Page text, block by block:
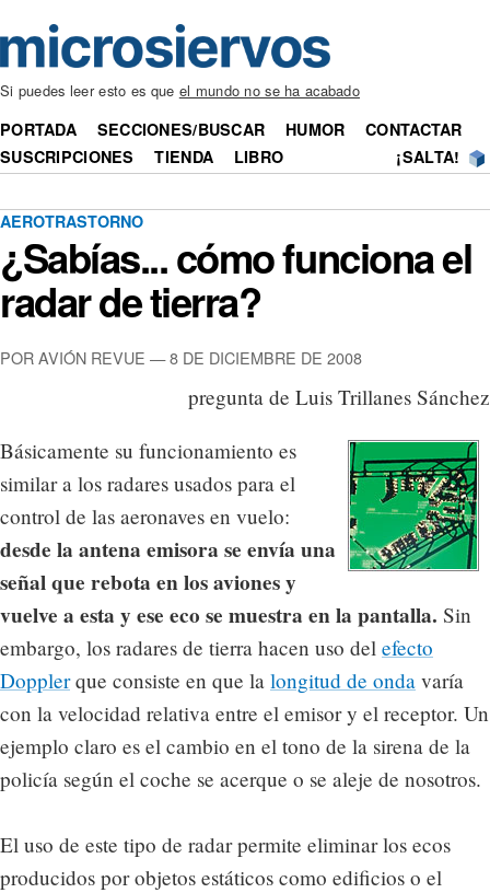
Si puedes leer esto es que el mundo no se ha acabado
PORTADA SECCIONES/BUSCAR HUMOR
CONTACTAR
SUSCRIPCIONES
TIENDA LIBRO ¡SALTA!
AEROTRASTORNO
¿Sabías... cómo funciona el
radar de tierra?
POR AVIÓN REVUE — 8 DE DICIEMBRE DE 2008
pregunta de Luis Trillanes Sánchez
Básicamente su funcionamiento es
similar a los radares usados para el
control de las aeronaves en vuelo:
desde la antena emisora se envía una
señal que rebota en los aviones y
vuelve a esta y ese eco se muestra en la pantalla. Sin
embargo, los radares de tierra hacen uso del efecto
Dopplerque consiste en que la longitud de onda varía
con la velocidad relativa entre el emisor y el receptor. Un
ejemplo claro es el cambio en el tono de la sirena de la
policía según el coche se acerque o se aleje de nosotros.
El uso de este tipo de radar permite eliminar los ecos
producidos por objetos estáticos como edificios o el